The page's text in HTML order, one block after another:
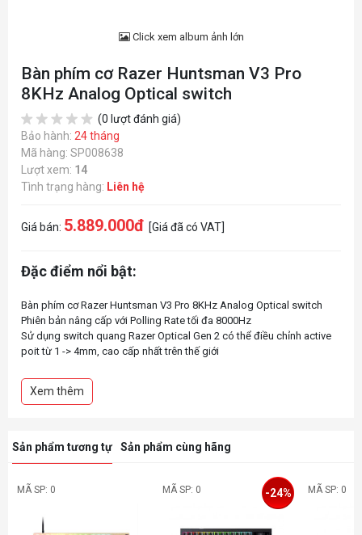
Click xem album ảnh lớn
Bàn phím cơ Razer Huntsman V3 Pro
8KHz Analog Optical switch
(0 lượt đánh giá)
Bảo hành: 24 tháng
Mã hàng: SP008638
Lượt xem: 14
Tình trạng hàng: Liên hệ
Giá bán: 5.889.000đ [Giá đã có VAT]
Đặc điểm nổi bật:
Bàn phím cơ Razer Huntsman V3 Pro 8KHz Analog Optical switch
Phiên bản nâng cấp với Polling Rate tối đa 8000Hz
Sử dụng switch quang Razer Optical Gen 2 có thể điều chỉnh active
poit từ 1 -> 4mm, cao cấp nhất trên thế giới
Hỗ trợ Rapid Trigger
Lực bấm chỉ 40gram, tốc độ cực nhanh
Mặt trên phím bằng nhôm cao cấp bền bỉ
Xem thêm
Sản phẩm tương tự Sản phẩm cùng hãng
MÃ SP: 0 MÃ SP: 0 -24% MÃ SP: 0